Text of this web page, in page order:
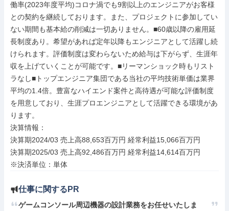
働率(2023年度平均)コロナ渦でも9割以上のエンジニアがお客様
との契約を継続しております。また、プロジェクトに参加してい
ない期間も基本給の削減は一切ありません。■60歳以降の雇用延
長制度あり。希望があれば定年以降もエンジニアとして活躍し続
けられます。評価制度は変わらないため給与は下がらず、生涯年
収を上げていくことが可能です。■リーマンショック時もリスト
ラなし■トップエンジニア集団である当社の平均技術単価は業界
平均の1.4倍。豊富なハイエンド案件と高待遇が可能な評価制度
を用意しており、生涯プロエンジニアとして活躍できる環境があ
ります。
決算情報：
決算期2024/03 売上高88,653百万円 経常利益15,066百万円
決算期2025/03 売上高92,486百万円 経常利益14,614百万円
※決済単位：単体
仕事に関するPR
ゲームコンソール周辺機器の設計業務をお任せいたしま